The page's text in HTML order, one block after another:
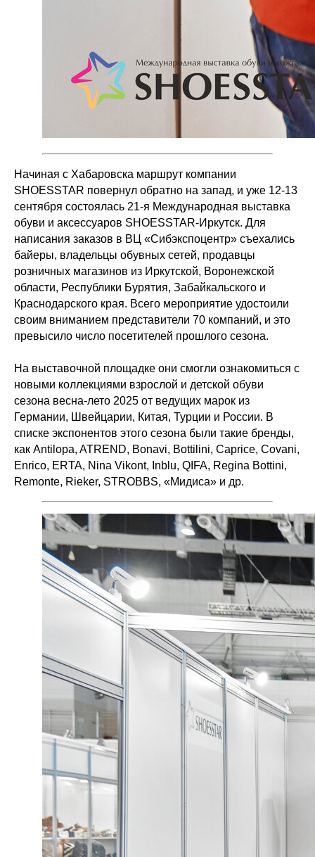
Начиная с Хабаровска маршрут компании
SHOESSTAR повернул обратно на запад, и уже 12-13
сентября состоялась 21-я Международная выставка
обуви и аксессуаров SHOESSTAR-Иркутск. Для
написания заказов в ВЦ «Сибэкспоцентр» съехались
байеры, владельцы обувных сетей, продавцы
розничных магазинов из Иркутской, Воронежской
области, Республики Бурятия, Забайкальского и
Краснодарского края. Всего мероприятие удостоили
своим вниманием представители 70 компаний, и это
превысило число посетителей прошлого сезона.
На выставочной площадке они смогли ознакомиться с
новыми коллекциями взрослой и детской обуви
сезона весна-лето 2025 от ведущих марок из
Германии, Швейцарии, Китая, Турции и России. В
списке экспонентов этого сезона были такие бренды,
как Antilopa, ATREND, Bonavi, Bottilini, Caprice, Covani,
Enrico, ERTA, Nina Vikont, Inblu, QIFA, Regina Bottini,
Remonte, Rieker, STROBBS, «Мидиса» и др.